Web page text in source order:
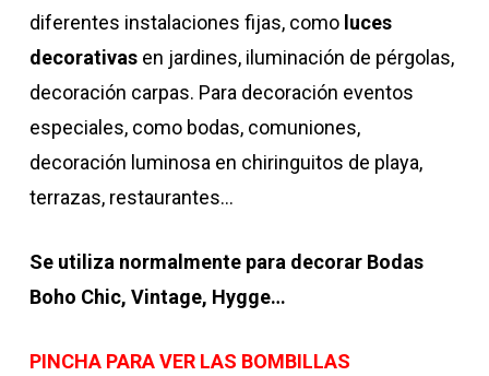
diferentes instalaciones fijas, como luces
decorativasen jardines, iluminación de pérgolas,
decoración carpas. Para decoración eventos
especiales, como bodas, comuniones,
decoración luminosa en chiringuitos de playa,
terrazas, restaurantes…
Se utiliza normalmente para decorar Bodas
Boho Chic, Vintage, Hygge…
PINCHA PARA VER LAS BOMBILLAS